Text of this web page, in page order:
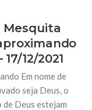
Mesquita
12/2021
Em nome de
seja Deus, o
de Deus estejam